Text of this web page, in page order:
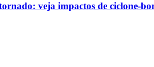
veja impactos de ciclone-